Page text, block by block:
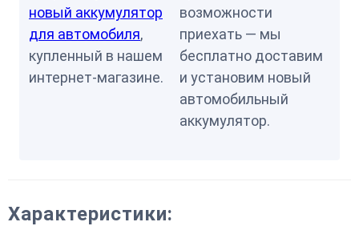
новый аккумулятор
для автомобиля,
купленный в нашем
интернет-магазине.
возможности
приехать — мы
бесплатно доставим
и установим новый
автомобильный
аккумулятор.
Характеристики: